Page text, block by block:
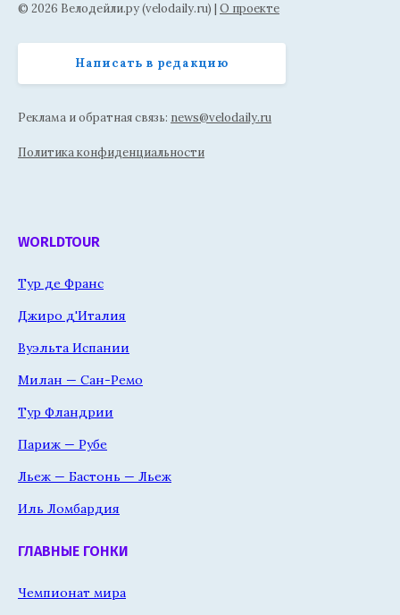
© 2026 Велодейли.ру (velodaily.ru) | О проекте
Написать в редакцию
Реклама и обратная связь: news@velodaily.ru
Политика конфиденциальности
WORLDTOUR
Тур де Франс
Джиро д'Италия
Вуэльта Испании
Милан — Сан-Ремо
Тур Фландрии
Париж — Рубе
Льеж — Бастонь — Льеж
Иль Ломбардия
ГЛАВНЫЕ ГОНКИ
Чемпионат мира